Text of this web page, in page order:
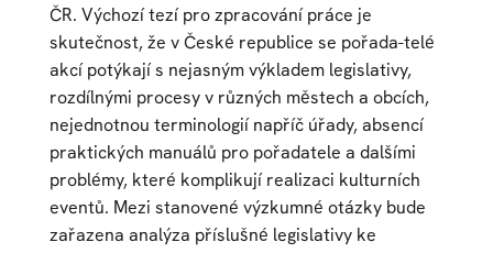
ČR. Výchozí tezí pro zpracování práce je
skutečnost, že v České republice se pořada-telé
akcí potýkají s nejasným výkladem legislativy,
rozdílnými procesy v různých městech a obcích,
nejednotnou terminologií napříč úřady, absencí
praktických manuálů pro pořadatele a dalšími
problémy, které komplikují realizaci kulturních
eventů. Mezi stanovené výzkumné otázky bude
zařazena analýza příslušné legislativy ke